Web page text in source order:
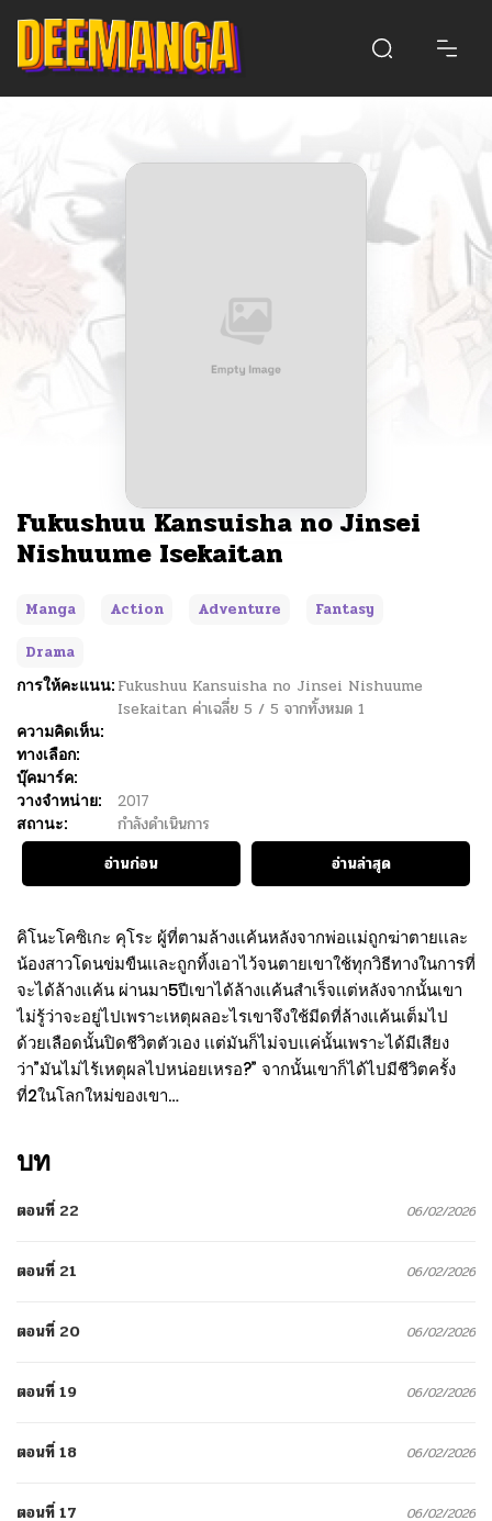
Fukushuu Kansuisha no Jinsei
Nishuume Isekaitan
Manga Action Adventure
Fantasy
Drama
การให้คะแนน: Fukushuu Kansuisha no Jinsei Nishuume
Isekaitan ค่าเฉลี่ย 5 / 5 จากทั้งหมด 1
ความคิดเห็น:
ทางเลือก:
บุ๊คมาร์ค:
วางจำหน่าย:
2017
สถานะ:
กำลังดำเนินการ
อ่านก่อน
อ่านล่าสุด
คิโนะโคซิเกะ คุโระ ผู้ที่ตามล้างเเค้นหลังจากพ่อเเม่ถูกฆ่าตายเเละ
น้องสาวโดนข่มขืนเเละถูกทิ้งเอาไว้จนตายเขาใช้ทุกวิธีทางในการที่
จะได้ล้างเเค้น ผ่านมา5ปีเขาได้ล้างเเค้นสำเร็จเเต่หลังจากนั้นเขา
ไม่รู้ว่าจะอยู่ไปเพราะเหตุผลอะไรเขาจึงใช้มีดที่ล้างเเค้นเต็มไป
ด้วยเลือดนั้นปิดชีวิตตัวเอง เเต่มันก็ไม่จบเเค่นั้นเพราะได้มีเสียง
ว่า”มันไม่ไร้เหตุผลไปหน่อยเหรอ?” จากนั้นเขาก็ได้ไปมีชีวิตครั้ง
ที่2ในโลกใหม่ของเขา…
บท
ตอนที่ 22 06/02/2026
ตอนที่ 21 06/02/2026
ตอนที่ 20 06/02/2026
ตอนที่ 19 06/02/2026
ตอนที่ 18 06/02/2026
ตอนที่ 17 06/02/2026